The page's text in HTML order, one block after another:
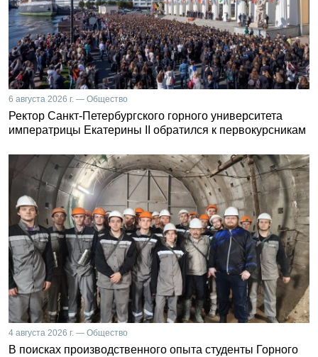
6 августа 2026 г. — Общество
Ректор Санкт-Петербургского горного университета
императрицы Екатерины II обратился к первокурсникам
4 августа 2026 г. — Общество
В поисках производственного опыта студенты Горного